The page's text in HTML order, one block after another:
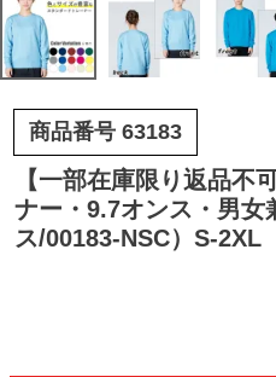
商品番号 63183
【一部在庫限り返品不
ナー・9.7オンス・男女
ス/00183-NSC）S-2XL